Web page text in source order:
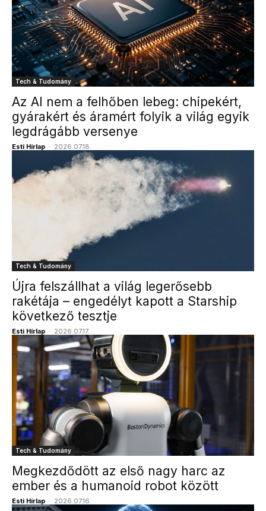
Tech & Tudomány
Az AI nem a felhőben lebeg: chipekért,
gyárakért és áramért folyik a világ egyik
legdrágább versenye
Esti Hírlap - 2026.07.18.
Tech & Tudomány
Újra felszállhat a világ legerősebb
rakétája – engedélyt kapott a Starship
következő tesztje
Esti Hírlap - 2026.07.17.
Tech & Tudomány
Megkezdődött az első nagy harc az
ember és a humanoid robot között
Esti Hírlap - 2026.07.16.